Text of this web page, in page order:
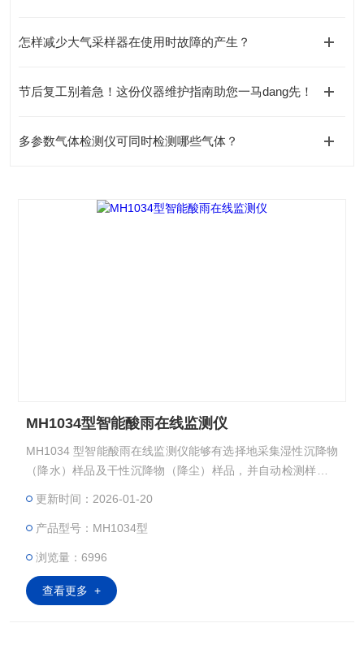
怎样减少大气采样器在使用时故障的产生？
节后复工别着急！这份仪器维护指南助您一马dang先！
多参数气体检测仪可同时检测哪些气体？
MH1034型智能酸雨在线监测仪
MH1034 型智能酸雨在线监测仪能够有选择地采集湿性沉降物
（降水）样品及干性沉降物（降尘）样品，并自动检测样品 p
更新时间：2026-01-20
产品型号：MH1034型
浏览量：6996
查看更多 +